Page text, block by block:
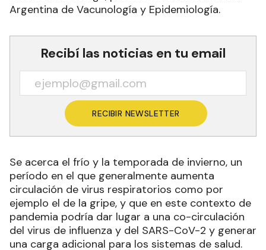
Sobre la importancia de la inmunización contra la
menores de dos años y adultos mayores de 65
años, opinó para Télam la doctora Florencia Cahn,
médica infectóloga, presidenta de la Sociedad
Argentina de Vacunología y Epidemiología.
Recibí las noticias en tu email
RECIBIR NEWSLETTER